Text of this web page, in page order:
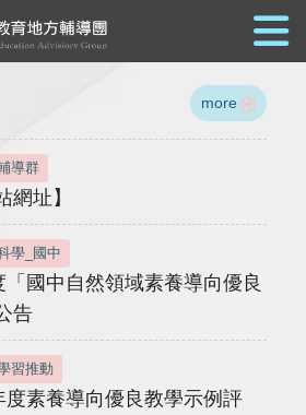
more
導群
網址】
學_國中
國中自然領域素養導向優良
告
習推動
素養導向優良教學示例評